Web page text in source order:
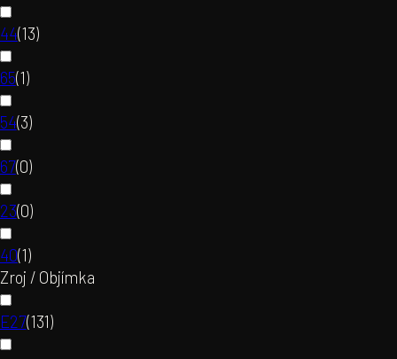
44(13)
65(1)
54(3)
67(0)
23(0)
40(1)
Zroj / Objímka
E27(131)